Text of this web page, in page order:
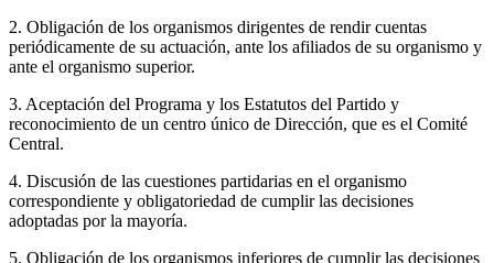
2. Obligación de los organismos dirigentes de rendir cuentas
periódicamente de su actuación, ante los afiliados de su organismo y
ante el organismo superior.
3. Aceptación del Programa y los Estatutos del Partido y
reconocimiento de un centro único de Dirección, que es el Comité
Central.
4. Discusión de las cuestiones partidarias en el organismo
correspondiente y obligatoriedad de cumplir las decisiones
adoptadas por la mayoría.
5. Obligación de los organismos inferiores de cumplir las decisiones